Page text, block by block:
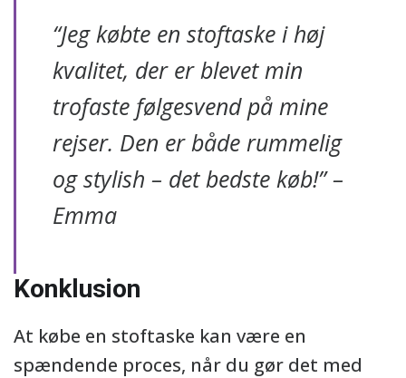
“Jeg købte en stoftaske i høj
kvalitet, der er blevet min
trofaste følgesvend på mine
rejser. Den er både rummelig
og stylish – det bedste køb!” –
Emma
Konklusion
At købe en stoftaske kan være en
spændende proces, når du gør det med